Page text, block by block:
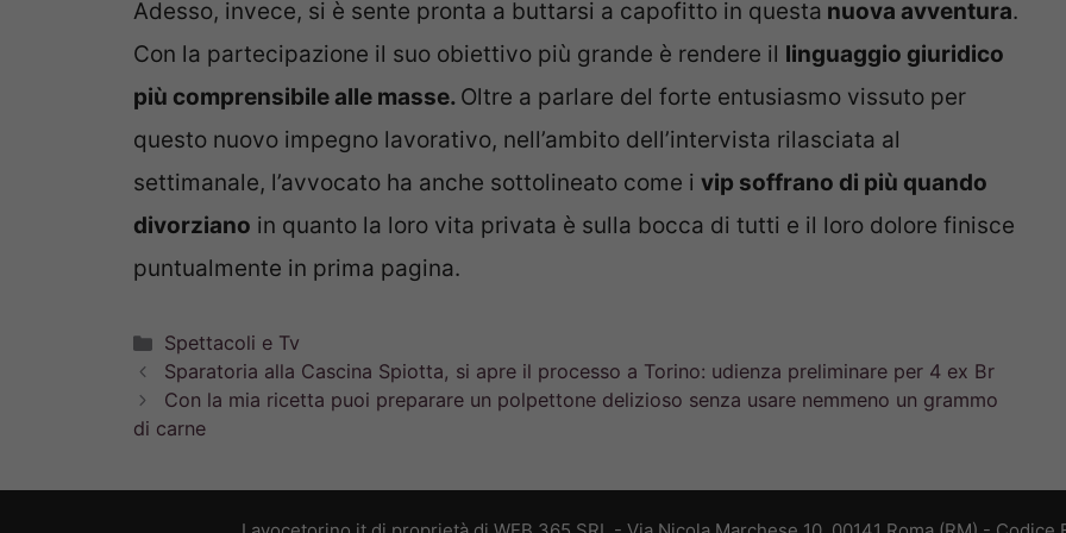
Adesso, invece, si è sente pronta a buttarsi a capofitto in questa nuova avventura.
Con la partecipazione il suo obiettivo più grande è rendere il linguaggio giuridico
più comprensibile alle masse. Oltre a parlare del forte entusiasmo vissuto per
questo nuovo impegno lavorativo, nell’ambito dell’intervista rilasciata al
settimanale, l’avvocato ha anche sottolineato come i vip soffrano di più quando
divorziano in quanto la loro vita privata è sulla bocca di tutti e il loro dolore finisce
puntualmente in prima pagina.
Categorie
Spettacoli e Tv
Sparatoria alla Cascina Spiotta, si apre il processo a Torino: udienza preliminare per 4 ex Br
Con la mia ricetta puoi preparare un polpettone delizioso senza usare nemmeno un grammo
di carne